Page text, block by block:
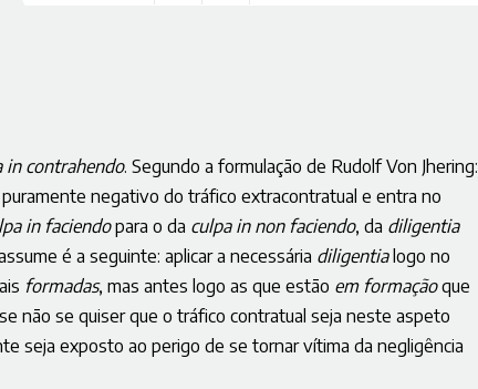
in contrahendo. Segundo a formulação de Rudolf Von Jhering:
negativo do tráfico extracontratual e entra no
in faciendopara o da culpa in non faciendo, da diligentia
é a seguinte: aplicar a necessária diligentialogo no
formadas, mas antes logo as que estão em formaçãoque
não se quiser que o tráfico contratual seja neste aspeto
seja exposto ao perigo de se tornar vítima da negligência